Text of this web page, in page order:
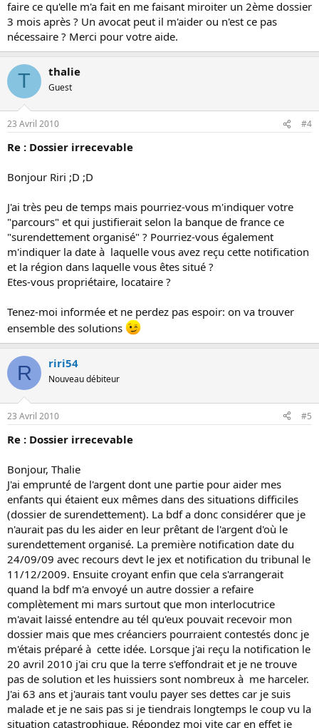
faire ce qu'elle m'a fait en me faisant miroiter un 2ème dossier
3 mois après ? Un avocat peut il m'aider ou n'est ce pas
nécessaire ? Merci pour votre aide.
T thalie
Guest
23 Avril 2010 #4
Re : Dossier irrecevable
Bonjour Riri ;D ;D
J'ai très peu de temps mais pourriez-vous m'indiquer votre
"parcours" et qui justifierait selon la banque de france ce
"surendettement organisé" ? Pourriez-vous également
m'indiquer la date à laquelle vous avez reçu cette notification
et la région dans laquelle vous êtes situé ?
Etes-vous propriétaire, locataire ?
Tenez-moi informée et ne perdez pas espoir: on va trouver
ensemble des solutions
R riri54
Nouveau débiteur
23 Avril 2010 #5
Re : Dossier irrecevable
Bonjour, Thalie
J'ai emprunté de l'argent dont une partie pour aider mes
enfants qui étaient eux mêmes dans des situations difficiles
(dossier de surendettement). La bdf a donc considérer que je
n'aurait pas du les aider en leur prêtant de l'argent d'où le
surendettement organisé. La première notification date du
24/09/09 avec recours devt le jex et notification du tribunal le
11/12/2009. Ensuite croyant enfin que cela s'arrangerait
quand la bdf m'a envoyé un autre dossier a refaire
complètement mi mars surtout que mon interlocutrice
m'avait laissé entendre au tél qu'eux pouvait recevoir mon
dossier mais que mes créanciers pourraient contestés donc je
m'étais préparé à cette idée. Lorsque j'ai reçu la notification le
20 avril 2010 j'ai cru que la terre s'effondrait et je ne trouve
pas de solution et les huissiers sont nombreux à me harceler.
J'ai 63 ans et j'aurais tant voulu payer ses dettes car je suis
malade et je ne sais pas si je tiendrais longtemps le coup vu la
situation catastrophique. Répondez moi vite car en effet je